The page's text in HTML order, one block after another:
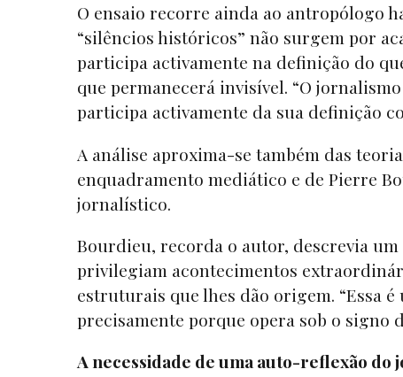
O ensaio recorre ainda ao antropólogo
“silêncios históricos” não surgem por
participa activamente na definição do
que permanecerá invisível. “O
participa activamente da sua definição
A análise aproxima-se também das
enquadramento mediático e de Pierre
jornalístico.
Bourdieu, recorda o autor, descrevia
privilegiam acontecimentos
estruturais que lhes dão origem. “Essa
precisamente porque opera sob o signo
A necessidade de uma auto-reflexão do